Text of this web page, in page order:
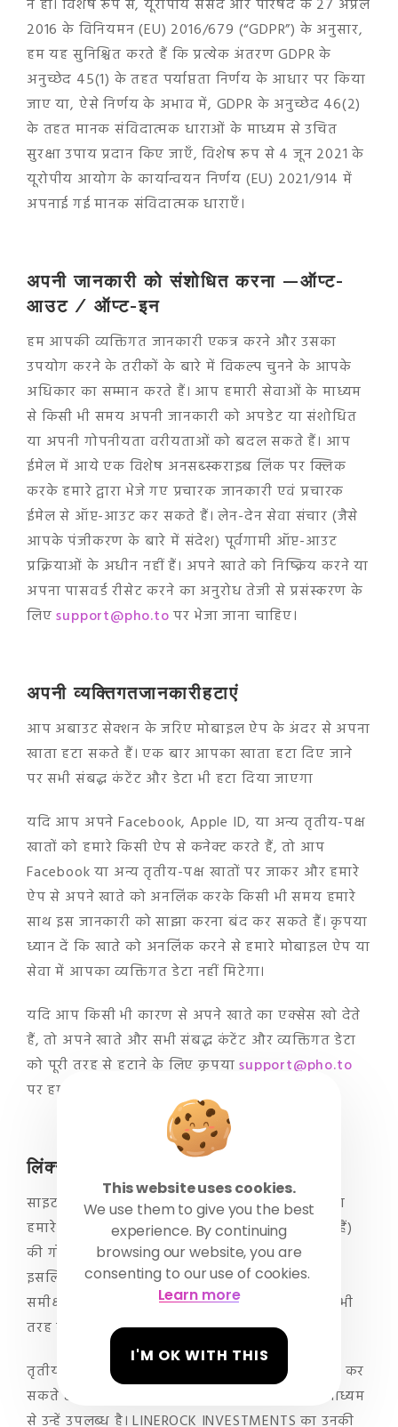
न हो। विशेष रूप से, यूरोपीय संसद और परिषद के 27 अप्रैल
2016 के विनियमन (EU) 2016/679 (“GDPR”) के अनुसार,
हम यह सुनिश्चित करते हैं कि प्रत्येक अंतरण GDPR के
अनुच्छेद 45(1) के तहत पर्याप्तता निर्णय के आधार पर किया
जाए या, ऐसे निर्णय के अभाव में, GDPR के अनुच्छेद 46(2)
के तहत मानक संविदात्मक धाराओं के माध्यम से उचित
सुरक्षा उपाय प्रदान किए जाएँ, विशेष रूप से 4 जून 2021 के
यूरोपीय आयोग के कार्यान्वयन निर्णय (EU) 2021/914 में
अपनाई गई मानक संविदात्मक धाराएँ।
अपनी जानकारी को संशोधित करना —ऑप्ट-
आउट / ऑप्ट-इन
हम आपकी व्यक्तिगत जानकारी एकत्र करने और उसका
उपयोग करने के तरीकों के बारे में विकल्प चुनने के आपके
अधिकार का सम्मान करते हैं। आप हमारी सेवाओं के माध्यम
से किसी भी समय अपनी जानकारी को अपडेट या संशोधित
या अपनी गोपनीयता वरीयताओं को बदल सकते हैं। आप
ईमेल में आये एक विशेष अनसब्स्कराइब लिंक पर क्लिक
करके हमारे द्वारा भेजे गए प्रचारक जानकारी एवं प्रचारक
ईमेल से ऑप्ट-आउट कर सकते हैं। लेन-देन सेवा संचार (जैसे
आपके पंजीकरण के बारे में संदेश) पूर्वगामी ऑप्ट-आउट
प्रक्रियाओं के अधीन नहीं हैं। अपने खाते को निष्क्रिय करने या
अपना पासवर्ड रीसेट करने का अनुरोध तेजी से प्रसंस्करण के
लिएsupport@pho.toपर भेजा जाना चाहिए।
अपनी व्यक्तिगतजानकारीहटाएं
आप अबाउट सेक्शन के जरिए मोबाइल ऐप के अंदर से अपना
खाता हटा सकते हैं। एक बार आपका खाता हटा दिए जाने
पर सभी संबद्ध कंटेंट और डेटा भी हटा दिया जाएगा
यदि आप अपने Facebook, Apple ID, या अन्य तृतीय-पक्ष
खातों को हमारे किसी ऐप से कनेक्ट करते हैं, तो आप
Facebook या अन्य तृतीय-पक्ष खातों पर जाकर और हमारे
ऐप से अपने खाते को अनलिंक करके किसी भी समय हमारे
साथ इस जानकारी को साझा करना बंद कर सकते हैं। कृपया
ध्यान दें कि खाते को अनलिंक करने से हमारे मोबाइल ऐप या
सेवा में आपका व्यक्तिगत डेटा नहीं मिटेगा।
यदि आप किसी भी कारण से अपने खाते का एक्सेस खो देते
हैं, तो अपने खाते और सभी संबद्ध कंटेंट और व्यक्तिगत डेटा
को पूरी तरह से हटाने के लिए कृपयाsupport@pho.to
पर हमारी सहायता टीम से संपर्क करें।
लिंक्स, होस्टेड साइट्स
साइट या मोबाइल से जुड़ी किसी भी बाहरी वेबसाइट (या
हमारे सर्वर पर होस्ट की गई और हमारे साथ संबद्ध नहीं हैं)
की गोपनीयता प्रथाओं पर हमारा कोई नियंत्रण नहीं है।
इसलिए आपको हमारी गोपनीयता नीतियों की अलग से
समीक्षा करनी चाहिए और यह जानना चाहिए कि किसी भी
तरह से उनकी प्रथाओं पर हमारा कोई नियंत्रण नहीं है।
तृतीय पक्ष के विज्ञापनदाता कुछ विशेष जानकारी एकत्र कर
सकते हैं जो उनके विज्ञापनों के साथ आपके संपर्क के माध्यम
से उन्हें उपलब्ध है। LINEROCK INVESTMENTS का उनकी
This website uses cookies.
We use them to give you the best
experience. By continuing
browsing our website, you are
consenting to our use of cookies.
Learn more
I'M OK WITH THIS